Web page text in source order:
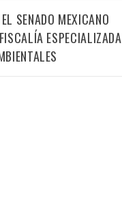
SENADO MEXICANO
ESPECIALIZADA